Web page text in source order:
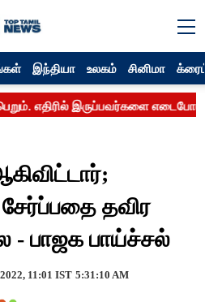
இந்தியா உலகம் சினிமா
தவிர
- பாஜக பாய்ச்சல்
11:01 IST 5:31:10 AM